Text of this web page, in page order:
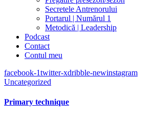
Secretele Antrenorului
Portarul | Numărul 1
Metodică | Leadership
Podcast
Contact
Contul meu
facebook-1twitter-xdribble-newinstagram
Uncategorized
Primary technique